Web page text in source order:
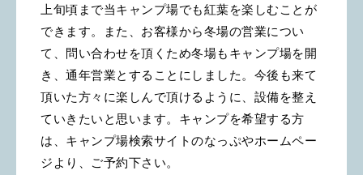
上旬頃まで当キャンプ場でも紅葉を楽しむことが
できます。また、お客様から冬場の営業につい
て、問い合わせを頂くため冬場もキャンプ場を開
き、通年営業とすることにしました。今後も来て
頂いた方々に楽しんで頂けるように、設備を整え
ていきたいと思います。キャンプを希望する方
は、キャンプ場検索サイトのなっぷやホームペー
ジより、ご予約下さい。